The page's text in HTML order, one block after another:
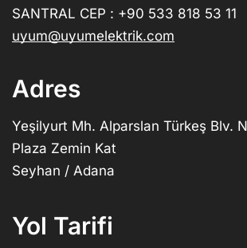
SANTRAL CEP : +90 533 818 53 11
uyum@uyumelektrik.com
Adres
Yeşilyurt Mh. Alparslan Türkeş Blv.
Plaza Zemin Kat
Seyhan / Adana
Yol Tarifi